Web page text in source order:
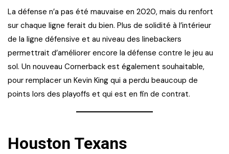
La défense n’a pas été mauvaise en 2020, mais du renfort
sur chaque ligne ferait du bien. Plus de solidité à l’intérieur
de la ligne défensive et au niveau des linebackers
permettrait d’améliorer encore la défense contre le jeu au
sol. Un nouveau Cornerback est également souhaitable,
pour remplacer un Kevin King qui a perdu beaucoup de
points lors des playoffs et qui est en fin de contrat.
Houston Texans